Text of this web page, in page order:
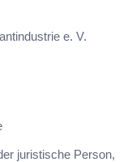
e. V.
juristische Person,